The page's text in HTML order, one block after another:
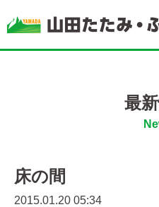
最
床の間
2015.01.20 05:34